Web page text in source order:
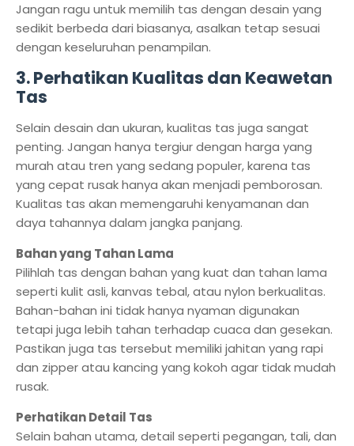
Jangan ragu untuk memilih tas dengan desain yang
sedikit berbeda dari biasanya, asalkan tetap sesuai
dengan keseluruhan penampilan.
3. Perhatikan Kualitas dan Keawetan
Tas
Selain desain dan ukuran, kualitas tas juga sangat
penting. Jangan hanya tergiur dengan harga yang
murah atau tren yang sedang populer, karena tas
yang cepat rusak hanya akan menjadi pemborosan.
Kualitas tas akan memengaruhi kenyamanan dan
daya tahannya dalam jangka panjang.
Bahan yang Tahan Lama
Pilihlah tas dengan bahan yang kuat dan tahan lama
seperti kulit asli, kanvas tebal, atau nylon berkualitas.
Bahan-bahan ini tidak hanya nyaman digunakan
tetapi juga lebih tahan terhadap cuaca dan gesekan.
Pastikan juga tas tersebut memiliki jahitan yang rapi
dan zipper atau kancing yang kokoh agar tidak mudah
rusak.
Perhatikan Detail Tas
Selain bahan utama, detail seperti pegangan, tali, dan